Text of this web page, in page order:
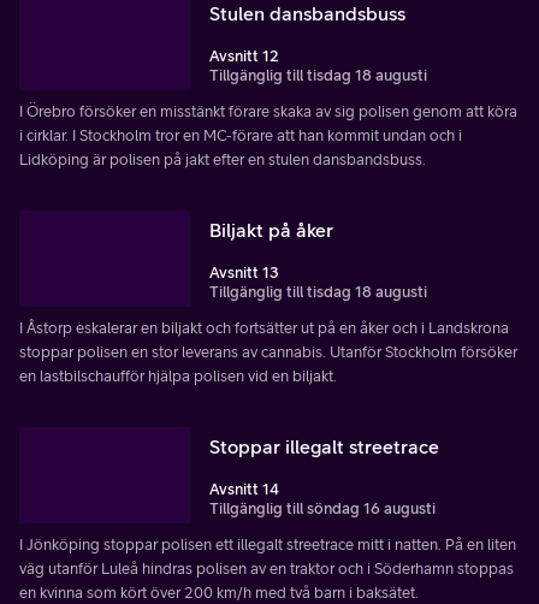
Stulen dansbandsbuss
Avsnitt 12
Tillgänglig till tisdag 18 augusti
I Örebro försöker en misstänkt förare skaka av sig polisen genom att köra
i cirklar. I Stockholm tror en MC-förare att han kommit undan och i
Lidköping är polisen på jakt efter en stulen dansbandsbuss.
Biljakt på åker
Avsnitt 13
Tillgänglig till tisdag 18 augusti
I Åstorp eskalerar en biljakt och fortsätter ut på en åker och i Landskrona
stoppar polisen en stor leverans av cannabis. Utanför Stockholm försöker
en lastbilschaufför hjälpa polisen vid en biljakt.
Stoppar illegalt streetrace
Avsnitt 14
Tillgänglig till söndag 16 augusti
I Jönköping stoppar polisen ett illegalt streetrace mitt i natten. På en liten
väg utanför Luleå hindras polisen av en traktor och i Söderhamn stoppas
en kvinna som kört över 200 km/h med två barn i baksätet.